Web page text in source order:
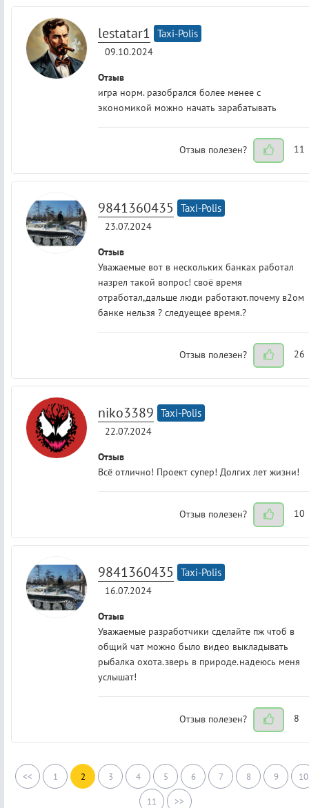
lestatar1 Taxi-Polis
09.10.2024
Отзыв
игра норм. разобрался более менее с
экономикой можно начать зарабатывать
Отзыв полезен? 11
9841360435 Taxi-Polis
23.07.2024
Отзыв
Уважаемые вот в нескольких банках работал
назрел такой вопрос! своё время
отработал,дальше люди работают.почему в2ом
банке нельзя ? следуещее время.?
Отзыв полезен? 26
niko3389 Taxi-Polis
22.07.2024
Отзыв
Всё отлично! Проект супер! Долгих лет жизни!
Отзыв полезен? 10
9841360435 Taxi-Polis
16.07.2024
Отзыв
Уважаемые разработчики сделайте пж чтоб в
общий чат можно было видео выкладывать
рыбалка охота.зверь в природе.надеюсь меня
услышат!
Отзыв полезен? 8
<< 1 2 3 4 5 6 7 8 9 10
11 >>